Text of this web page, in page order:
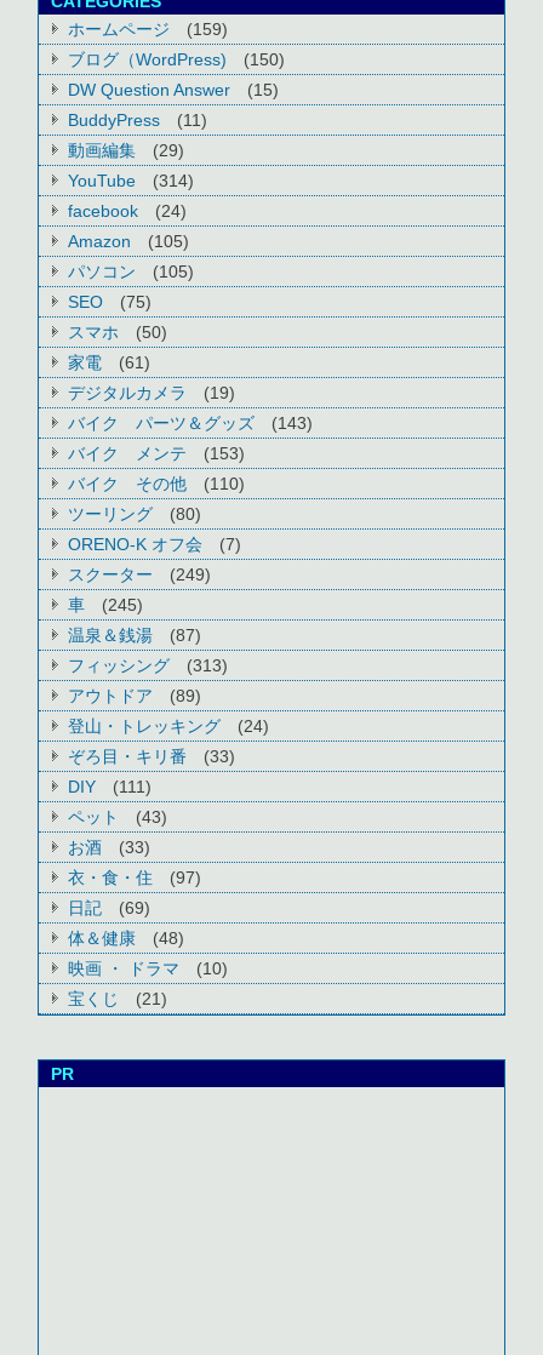
ホームページ
(159)
ブログ（WordPress)
(150)
DW Question Answer
(15)
BuddyPress
(11)
動画編集
(29)
YouTube
(314)
facebook
(24)
Amazon
(105)
パソコン
(105)
SEO
(75)
スマホ
(50)
家電
(61)
デジタルカメラ
(19)
バイク パーツ＆グッズ
(143)
バイク メンテ
(153)
バイク その他
(110)
ツーリング
(80)
ORENO-K オフ会
(7)
スクーター
(249)
車
(245)
温泉＆銭湯
(87)
フィッシング
(313)
アウトドア
(89)
登山・トレッキング
(24)
ぞろ目・キリ番
(33)
DIY
(111)
ペット
(43)
お酒
(33)
衣・食・住
(97)
日記
(69)
体＆健康
(48)
映画 ・ ドラマ
(10)
宝くじ
(21)
PR